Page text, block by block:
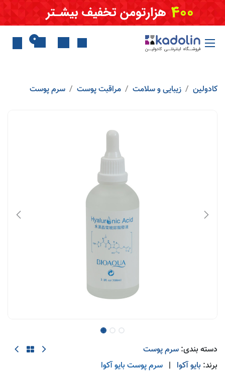
Skip to Content
0
کادولین زیبایی و سلامت مراقبت پوست سرم پوست
دسته بندی: سرم پوست
برند: بایو آکوا | سرم پوست بایو آکوا